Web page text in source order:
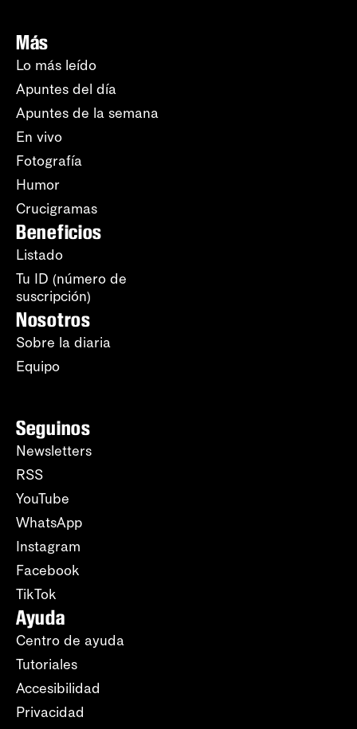
Más
Lo más leído
Apuntes del día
Apuntes de la semana
En vivo
Fotografía
Humor
Crucigramas
Beneficios
Listado
Tu ID (número de
suscripción)
Nosotros
Sobre la diaria
Equipo
Seguinos
Newsletters
RSS
YouTube
WhatsApp
Instagram
Facebook
TikTok
Ayuda
Centro de ayuda
Tutoriales
Accesibilidad
Privacidad